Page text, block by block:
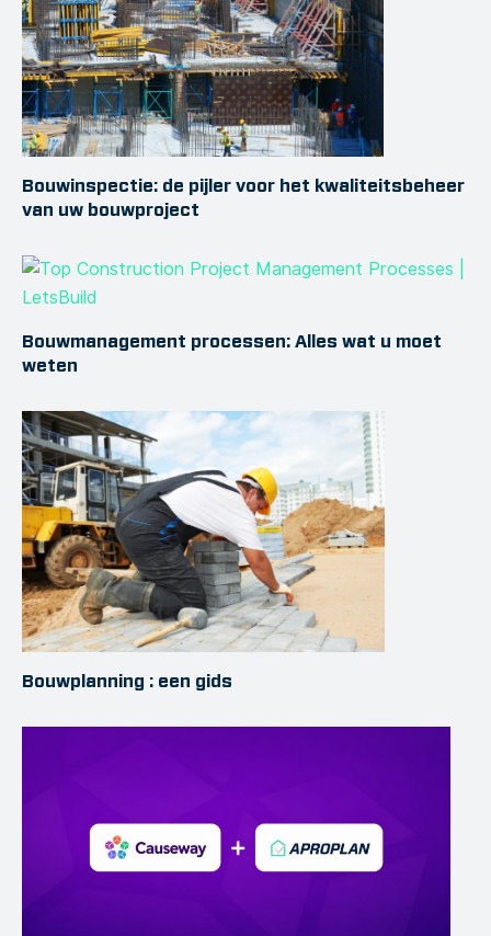
Bouwinspectie: de pijler voor het kwaliteitsbeheer
van uw bouwproject
Bouwmanagement processen: Alles wat u moet
weten
Bouwplanning : een gids